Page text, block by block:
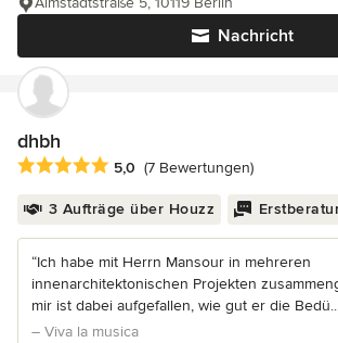
Nachricht
dhbh
Durchschnittliche Bewertung: 5 von 5
5,0 (7 Bewertungen)
3 Aufträge über Houzz
“Ich habe mit Herrn Mansour in mehreren
innenarchitektonischen Projekten
mir ist dabei aufgefallen, wie gut er die
– Viva la musica